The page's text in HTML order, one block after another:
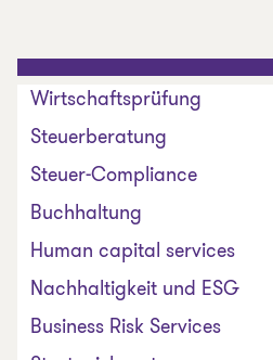
Wirtschaftsprüfung
Steuerberatung
Steuer-Compliance
Buchhaltung
Human capital services
Nachhaltigkeit und ESG
Business Risk Services